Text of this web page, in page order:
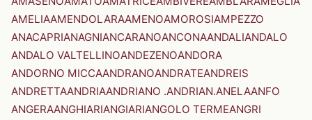
AMELIAAMENDOLARAAMENOAMOROSIAMPEZZO
ANACAPRIANAGNIANCARANOANCONAANDALIANDALO
ANDALO VALTELLINOANDEZENOANDORA
ANDORNO MICCAANDRANOANDRATEANDREIS
ANDRETTAANDRIAANDRIANO .ANDRIAN.ANELAANFO
ANGERAANGHIARIANGIARIANGOLO TERMEANGRI